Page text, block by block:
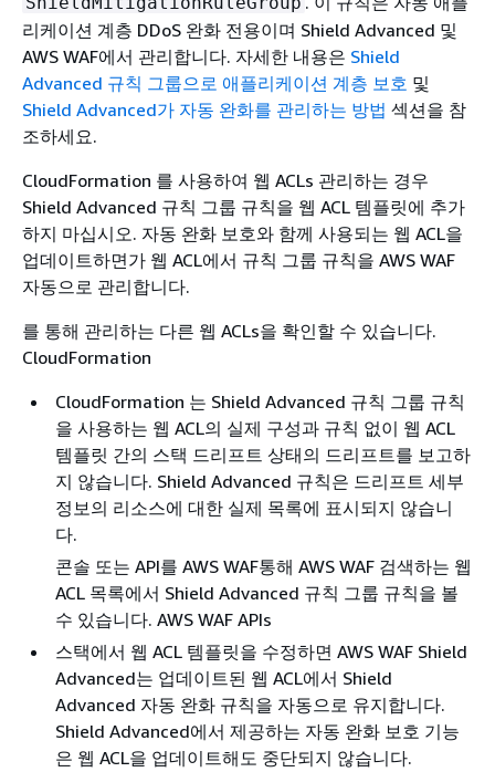
리케이션 계층 DDoS 완화 전용이며 Shield Advanced 및
AWS WAF에서 관리합니다. 자세한 내용은 Shield
Advanced 규칙 그룹으로 애플리케이션 계층 보호 및
Shield Advanced가 자동 완화를 관리하는 방법 섹션을 참
조하세요.
CloudFormation 를 사용하여 웹 ACLs 관리하는 경우
Shield Advanced 규칙 그룹 규칙을 웹 ACL 템플릿에 추가
하지 마십시오. 자동 완화 보호와 함께 사용되는 웹 ACL을
업데이트하면가 웹 ACL에서 규칙 그룹 규칙을 AWS WAF
자동으로 관리합니다.
를 통해 관리하는 다른 웹 ACLs을 확인할 수 있습니다.
CloudFormation
CloudFormation 는 Shield Advanced 규칙 그룹 규칙
을 사용하는 웹 ACL의 실제 구성과 규칙 없이 웹 ACL
템플릿 간의 스택 드리프트 상태의 드리프트를 보고하
지 않습니다. Shield Advanced 규칙은 드리프트 세부
정보의 리소스에 대한 실제 목록에 표시되지 않습니
다.
콘솔 또는 API를 AWS WAF통해 AWS WAF 검색하는 웹
ACL 목록에서 Shield Advanced 규칙 그룹 규칙을 볼
수 있습니다. AWS WAF APIs
스택에서 웹 ACL 템플릿을 수정하면 AWS WAF Shield
Advanced는 업데이트된 웹 ACL에서 Shield
Advanced 자동 완화 규칙을 자동으로 유지합니다.
Shield Advanced에서 제공하는 자동 완화 보호 기능
은 웹 ACL을 업데이트해도 중단되지 않습니다.